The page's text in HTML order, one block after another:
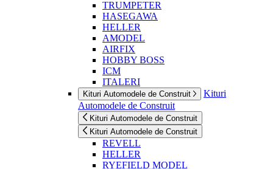
TRUMPETER
HASEGAWA
HELLER
AMODEL
AIRFIX
HOBBY BOSS
ICM
ITALERI
Kituri Automodele de Construit
Kituri
Automodele de Construit
Kituri Automodele de Construit
Kituri Automodele de Construit
REVELL
HELLER
RYEFIELD MODEL